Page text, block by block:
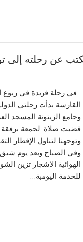
عن رحلته إلى
في رحلة فريدة في ربوع
القارسة بدأت رحلتي
وجامع الزيتونة المسجد
قضيت صلاة الجمعة برفقة
وتوجهنا لتناول الإفطار
وفي الصباح وبعد يوم
الهوائية الاشجار تزين
للخدمة اليومية…